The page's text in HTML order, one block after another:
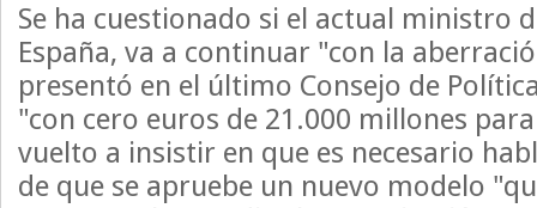
Se ha cuestionado si el actual ministro
España, va a continuar "con la
presentó en el último Consejo de
"con cero euros de 21.000 millones
vuelto a insistir en que es necesario
de que se apruebe un nuevo modelo